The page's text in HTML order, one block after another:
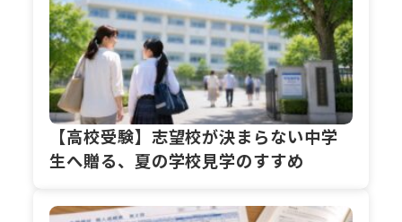
【高校受験】志望校が決まらない中学
生へ贈る、夏の学校見学のすすめ